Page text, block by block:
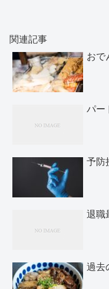
関連記事
おで
パー
予防
退職
過去